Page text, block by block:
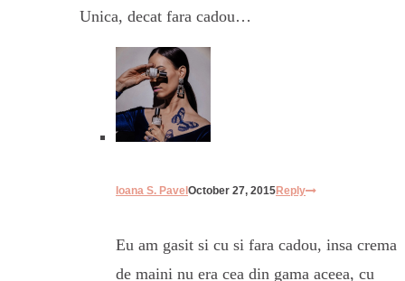
Unica, decat fara cadou…
Ioana S. Pavel October 27, 2015Reply
Eu am gasit si cu si fara cadou, insa crema
de maini nu era cea din gama aceea, cu